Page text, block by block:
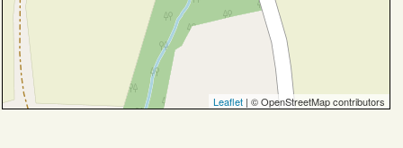
Leaflet | © OpenStreetMap contributors